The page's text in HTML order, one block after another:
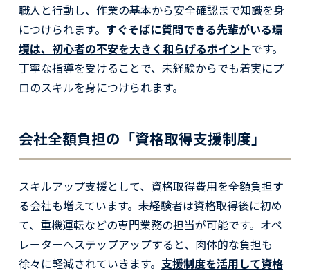
職人と行動し、作業の基本から安全確認まで知識を身
につけられます。 すぐそばに質問できる先輩がいる環
境は、初心者の不安を大きく和らげるポイントです。
丁寧な指導を受けることで、未経験からでも着実にプ
ロのスキルを身につけられます。
会社全額負担の「資格取得支援制度」
スキルアップ支援として、資格取得費用を全額負担す
る会社も増えています。未経験者は資格取得後に初め
て、重機運転などの専門業務の担当が可能です。オペ
レーターへステップアップすると、肉体的な負担も
徐々に軽減されていきます。 支援制度を活用して資格